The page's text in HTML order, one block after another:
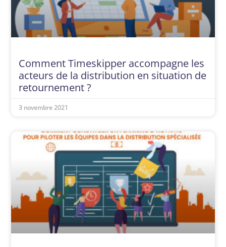
Comment Timeskipper accompagne les
acteurs de la distribution en situation de
retournement ?
3 novembre 2021